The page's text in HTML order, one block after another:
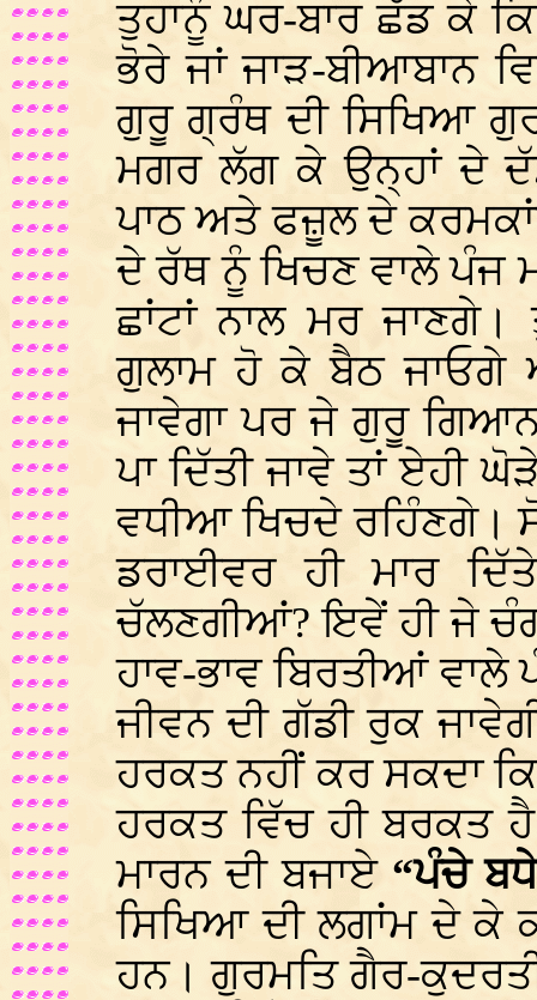
ਤੁਹਾਨੂੰ ਘਰ-ਬਾਰ ਛੱਡ ਕੇ
ਭੋਰੇ ਜਾਂ ਜਾੜ-ਬੀਆਬਾਨ
ਗੁਰੂ ਗ੍ਰੰਥ ਦੀ ਸਿਖਿਆ
ਮਗਰ ਲੱਗ ਕੇ ਉਨ੍ਹਾਂ ਦੇ
ਪਾਠ ਅਤੇ ਫਜ਼ੂਲ ਦੇ
ਦੇ ਰੱਥ ਨੂੰ ਖਿਚਣ ਵਾਲੇ ਪੰਜ
ਛਾਂਟਾਂ ਨਾਲ ਮਰ ਜਾਣਗੇ।
ਗੁਲਾਮ ਹੋ ਕੇ ਬੈਠ ਜਾਓਗੇ
ਜਾਵੇਗਾ ਪਰ ਜੇ ਗੁਰੂ
ਪਾ ਦਿੱਤੀ ਜਾਵੇ ਤਾਂ ਏਹੀ
ਵਧੀਆ ਖਿਚਦੇ ਰਹਿੰਣਗੇ।
ਡਰਾਈਵਰ ਹੀ ਮਾਰ
ਚੱਲਣਗੀਆਂ? ਇਵੇਂ ਹੀ ਜੇ
ਹਾਵ-ਭਾਵ ਬਿਰਤੀਆਂ ਵਾਲੇ
ਜੀਵਨ ਦੀ ਗੱਡੀ ਰੁਕ
ਹਰਕਤ ਨਹੀਂ ਕਰ ਸਕਦਾ
ਹਰਕਤ ਵਿੱਚ ਹੀ ਬਰਕਤ
ਮਾਰਨ ਦੀ ਬਜਾਏ “ਪੰਚੇ ਬਧੇ
ਸਿਖਿਆ ਦੀ ਲਗਾਂਮ ਦੇ ਕੇ
ਹਨ। ਗੁਰਮਤਿ ਗੈਰ-